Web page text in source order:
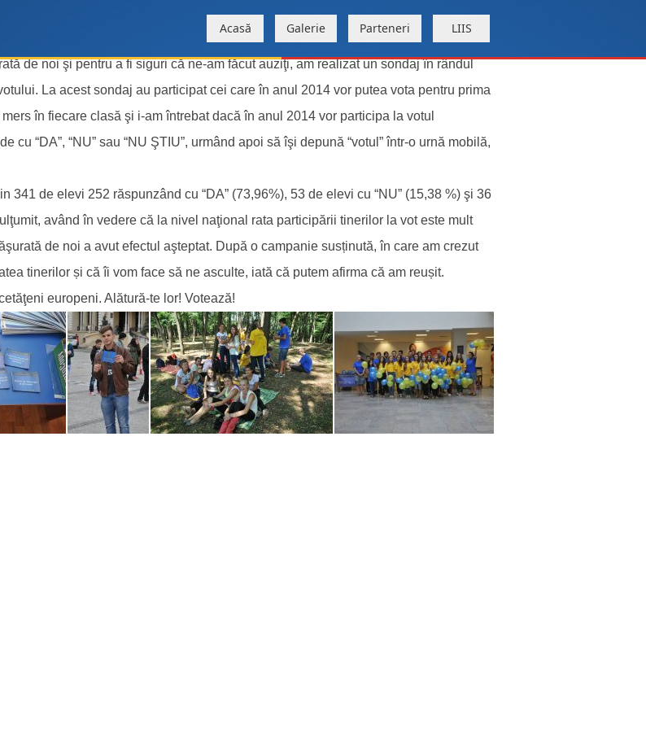
Acasă Galerie Parteneri LIIS
de Informatică
de noi şi pentru a fi siguri că ne-am făcut auziţi, am realizat un sondaj în rândul
La acest sondaj au participat cei care în anul 2014 vor putea vota pentru prima
în fiecare clasă şi i-am întrebat dacă în anul 2014 vor participa la votul
“DA”, “NU” sau “NU ŞTIU”, urmând apoi să îşi depună “votul” într-o urnă mobilă,
de elevi 252 răspunzând cu “DA” (73,96%), 53 de elevi cu “NU” (15,38 %) şi 36
având în vedere că la nivel naţional rata participării tinerilor la vot este mult
de noi a avut efectul aşteptat. După o campanie susținută, în care am crezut
tinerilor și că îi vom face să ne asculte, iată că putem afirma că am reușit.
europeni. Alătură-te lor! Votează!